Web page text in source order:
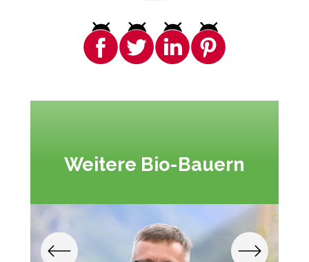
Weitere Bio-Bauern